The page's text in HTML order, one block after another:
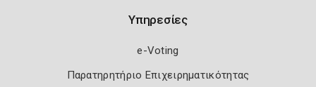
Υπηρεσίες
e-Voting
Παρατηρητήριο Επιχειρηματικότητας